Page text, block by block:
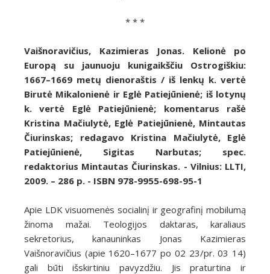
* * *
Vaišnoravičius, Kazimieras Jonas. Kelionė po
Europą su jaunuoju kunigaikščiu Ostrogiškiu:
1667–1669 metų dienoraštis / iš lenkų k. vertė
Birutė Mikalonienė ir Eglė Patiejūnienė; iš lotynų
k. vertė Eglė Patiejūnienė; komentarus rašė
Kristina Mačiulytė, Eglė Patiejūnienė, Mintautas
Čiurinskas; redagavo Kristina Mačiulytė, Eglė
Patiejūnienė, Sigitas Narbutas; spec.
redaktorius Mintautas Čiurinskas. - Vilnius: LLTI,
2009. – 286 p. - ISBN 978-9955-698-95-1
Apie LDK visuomenės socialinį ir geografinį mobilumą
žinoma mažai. Teologijos daktaras, karaliaus
sekretorius, kanauninkas Jonas Kazimieras
Vaišnoravičius (apie 1620–1677 po 02 23/pr. 03 14)
gali būti išskirtiniu pavyzdžiu. Jis praturtina ir